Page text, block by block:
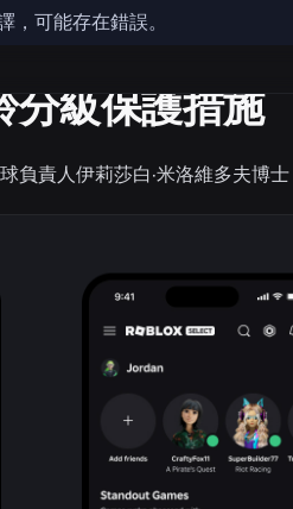
可能存在錯誤。
級保護措施
負責人伊莉莎白·米洛維多夫博士